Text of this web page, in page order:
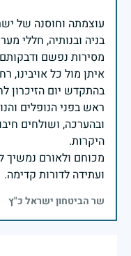
עוצמתה וחוסנה של
בניה ובנותיה, חללי
מסירות נפשם
בהתקדש יום הזיכרון
ראש בפני הנופלים
ובהערכה, ושולחים
מכוחם ולאורם
ועתידה לדורות קדימה.
שר הביטחון ישראל כ"ץ